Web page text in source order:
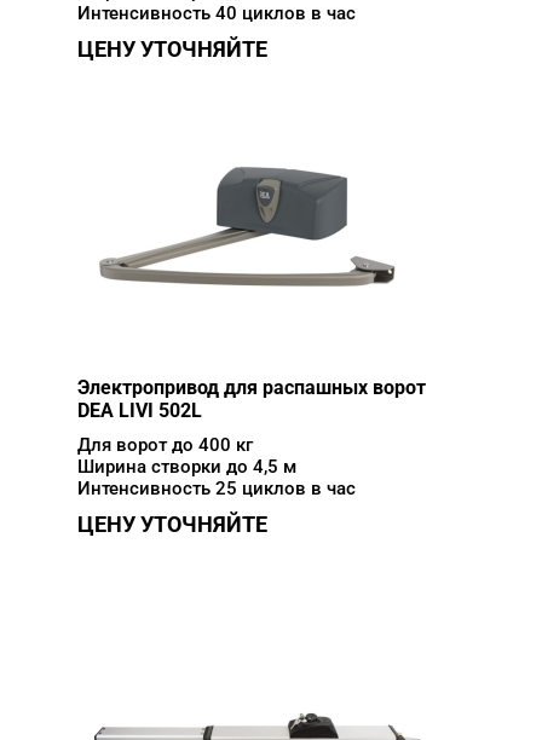
Интенсивность 40 циклов в час
ЦЕНУ УТОЧНЯЙТЕ
Электропривод для распашных ворот
DEA LIVI 502L
Для ворот до 400 кг
Ширина створки до 4,5 м
Интенсивность 25 циклов в час
ЦЕНУ УТОЧНЯЙТЕ